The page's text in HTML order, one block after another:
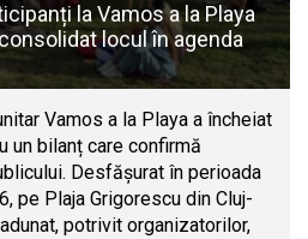
la Vamos a la Playa
locul în agenda
Vamos a la Playa a încheiat
un bilanț care confirmă
Desfășurat în perioada
pe Plaja Grigorescu din Cluj-
potrivit organizatorilor,